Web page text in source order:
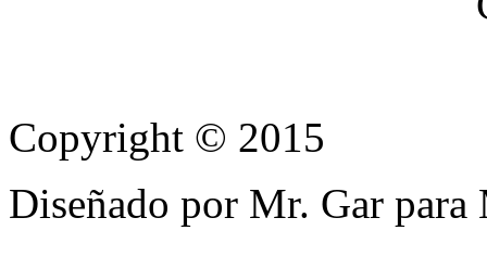
Copyright © 2015
Diseñado por Mr. Gar